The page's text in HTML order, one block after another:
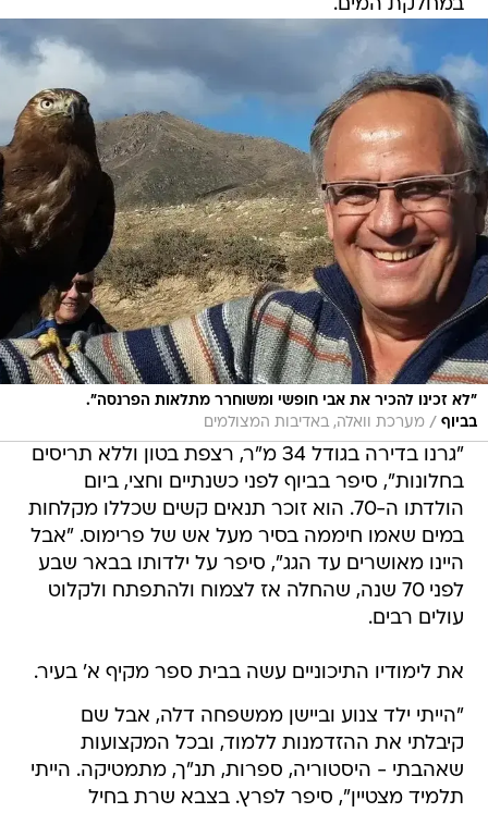
במחלקת המים.
"לא זכינו להכיר את אבי חופשי ומשוחרר מתלאות הפרנסה".
בביוף / מערכת וואלה, באדיבות המצולמים
"גרנו בדירה בגודל 34 מ"ר, רצפת בטון וללא תריסים
בחלונות", סיפר בביוף לפני כשנתיים וחצי, ביום
הולדתו ה-70. הוא זוכר תנאים קשים שכללו מקלחות
במים שאמו חיממה בסיר מעל אש של פרימוס. "אבל
היינו מאושרים עד הגג", סיפר על ילדותו בבאר שבע
לפני 70 שנה, שהחלה אז לצמוח ולהתפתח ולקלוט
עולים רבים.
את לימודיו התיכוניים עשה בבית ספר מקיף א' בעיר.
"הייתי ילד צנוע וביישן ממשפחה דלה, אבל שם
קיבלתי את ההזדמנות ללמוד, ובכל המקצועות
שאהבתי - היסטוריה, ספרות, תנ"ך, מתמטיקה. הייתי
תלמיד מצטיין", סיפר לפרץ. בצבא שרת בחיל